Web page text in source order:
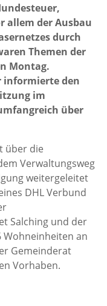
allem der Ausbau
durch
Themen der
Montag.
informierte den
im
über
über die
Verwaltungsweg
weitergeleitet
DHL Verbund
Salching und der
Wohneinheiten an
Gemeinderat
Vorhaben.